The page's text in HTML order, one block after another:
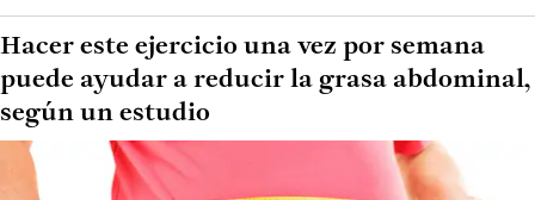
Hacer este ejercicio una vez por semana
puede ayudar a reducir la grasa abdominal,
según un estudio